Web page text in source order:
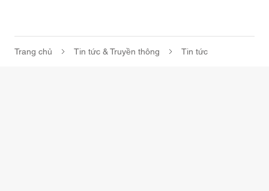
Trang chủ Tin tức & Truyền thông Tin tức